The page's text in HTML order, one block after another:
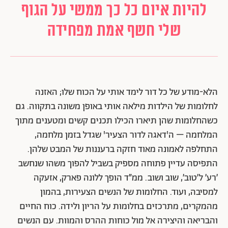
להיות איום כל כך ממשי על הגוף
שלי חשף אמת מפחידה
הלא-מודע של כל דור לימד אותי על הכוח שלו; האזנה
לחלומות של הילדות מילאה אותי באופן משונה בתקווה. גם
כשהחלומות שהן תיארו הכילו תכנים קשים ומטענים מתוך
המלחמה – ה'דאגה לדור הצעיר' שגדל בזמן מלחמה,
התחלפה לאמונה מאוד חזקה ברעננות של המבט שלהן.
התפיסה עדיין פתוחה מספיק בשביל להפוך משהו שנחשב
׳רע׳ ל׳טוב׳, שוב ושוב. ממ״ד הופך ללונה פארק, אזעקה
למסיבה, ועוד. החלומות של הנשים הצעירות, בהמון
מהמקרים, מתרכזים בחלומות על הריון ולידה. כוח החיים
והבריאה והיצירה אל מול כוחות ההרס והמוות. עם הנשים